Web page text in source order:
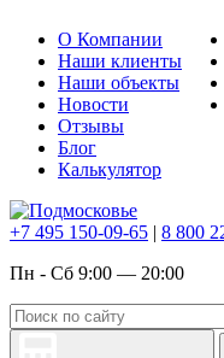
О Компании
Наши клиенты
Наши объекты
Новости
Отзывы
Блог
Калькулятор
+7 495 150-09-65 | 8 800
Пн - Сб 9:00 — 20:00